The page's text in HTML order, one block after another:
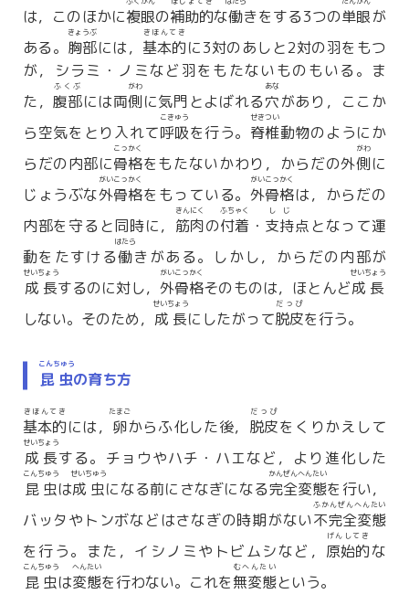
は，このほかに複眼の補助的な働きをする3つの単眼が
ある。 胸部
きょうぶ
には， 基本的
きほんてき
に3対のあしと2対の羽をもつ
が，シラミ・ノミなど羽をもたないものもいる。ま
た， 腹部
ふくぶ
には両側
がわ
に気門とよばれる穴
あな
があり，ここか
ら空気をとり入れて呼吸
こきゅう
を行う。 脊椎
せきつい
動物のようにか
らだの内部に骨格
こっかく
をもたないかわり，からだの外側
がわ
に
じょうぶな外骨格
がいこっかく
をもっている。 外骨格
がいこっかく
は，からだの
内部を守ると同時に， 筋肉
きんにく
の付着
ふちゃく
・ 支持
しじ
点となって運
動をたすける働
はたら
きがある。しかし，からだの内部が
成長
せいちょう
するのに対し， 外骨格
がいこっかく
そのものは，ほとんど成長
せいちょう
しない。そのため， 成長
せいちょう
にしたがって脱皮
だっぴ
を行う。
昆虫
こんちゅう
の育ち方
基本的
きほんてき
には， 卵
たまご
からふ化した後， 脱皮
だっぴ
をくりかえして
成長
せいちょう
する。チョウやハチ・ハエなど，より進化した
昆虫
こんちゅう
は成虫
せいちゅう
になる前にさなぎになる完全変態
かんぜんへんたい
を行い，
バッタやトンボなどはさなぎの時期がない不完全変態
ふかんぜんへんたい
を行う。また，イシノミやトビムシなど， 原始的
げんしてき
な
昆虫
こんちゅう
は変態
へんたい
を行わない。これを無変態
むへんたい
という。